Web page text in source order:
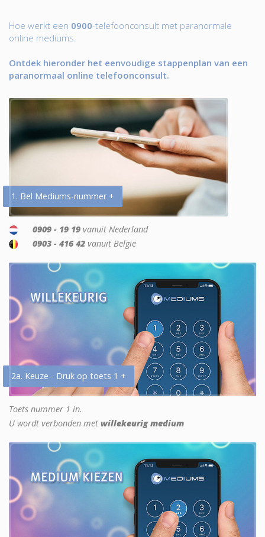
Hoe werkt een 0900-telefoonconsult met paranormale
online mediums.
Ontdek hieronder het eenvoudige stappenplan van een
paranormaal online telefoonconsult.
1. Bel Mediums-nummer +
0909 - 19 19 vanuit Nederland
0903 - 416 42 vanuit België
2a. Keuze - Druk op toets 1 +
Toets nummer 1 in.
U wordt verbonden met willekeurig medium